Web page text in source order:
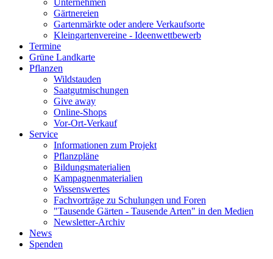
Unternehmen
Gärtnereien
Gartenmärkte oder andere Verkaufsorte
Kleingartenvereine - Ideenwettbewerb
Termine
Grüne Landkarte
Pflanzen
Wildstauden
Saatgutmischungen
Give away
Online-Shops
Vor-Ort-Verkauf
Service
Informationen zum Projekt
Pflanzpläne
Bildungsmaterialien
Kampagnenmaterialien
Wissenswertes
Fachvorträge zu Schulungen und Foren
"Tausende Gärten - Tausende Arten" in den Medien
Newsletter-Archiv
News
Spenden